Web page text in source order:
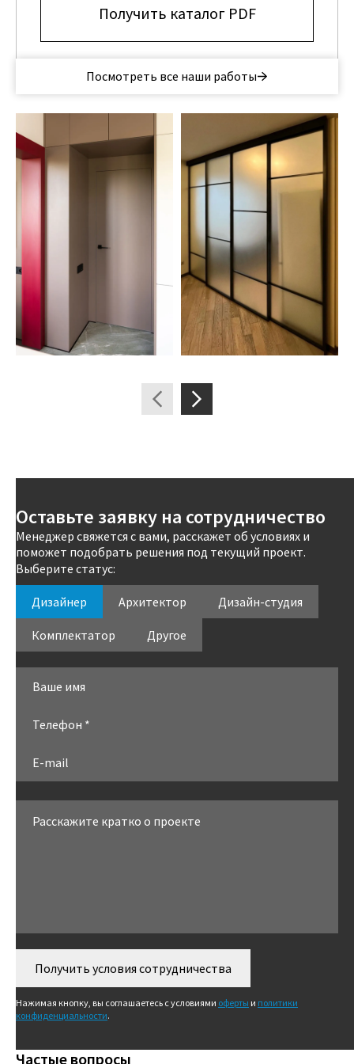
Получить каталог PDF
Портфолио реализованных проектов
Посмотреть все наши работы
Оставьте заявку на сотрудничество
Менеджер свяжется с вами, расскажет об условиях и
поможет подобрать решения под текущий проект.
Выберите статус:
Дизайнер Архитектор Дизайн-студия
Комплектатор Другое
Получить условия сотрудничества
Нажимая кнопку, вы соглашаетесь с условиями оферты и политики
конфиденциальности.
Частые вопросы